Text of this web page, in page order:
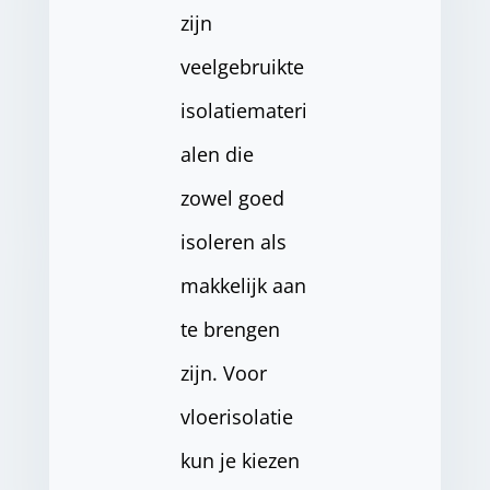
zijn
veelgebruikte
isolatiemateri
alen die
zowel goed
isoleren als
makkelijk aan
te brengen
zijn. Voor
vloerisolatie
kun je kiezen